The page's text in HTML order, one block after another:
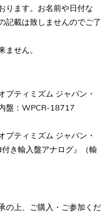
ります。お名前や日付な
記載は致しませんのでご了
ません。
プティミズム ジャパン・
盤：WPCR-18717
プティミズム ジャパン・
き輸入盤アナログ』（輸
の上、ご購入・ご参加くだ